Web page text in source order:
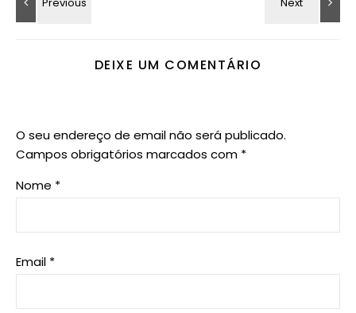
DEIXE UM COMENTÁRIO
O seu endereço de email não será publicado.
Campos obrigatórios marcados com *
Nome *
Email *